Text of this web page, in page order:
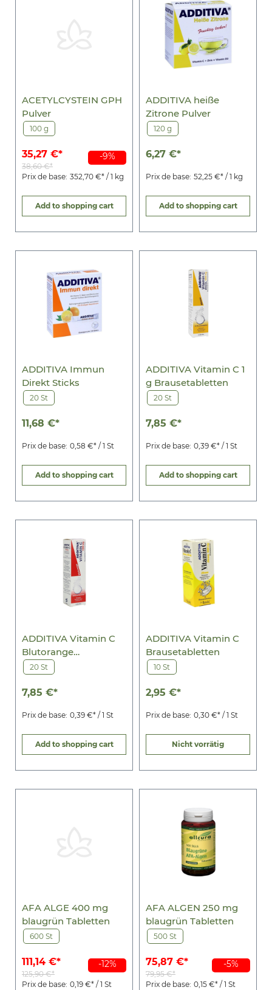
-9%
ACETYLCYSTEIN GPH
Pulver
100 g
35,27 €*
38,60 €*
Prix de base: 352,70 €* / 1 kg
Add to shopping cart
ADDITIVA heiße
Zitrone Pulver
120 g
6,27 €*
Prix de base: 52,25 €* / 1 kg
Add to shopping cart
ADDITIVA Immun
Direkt Sticks
20 St
11,68 €*
Prix de base: 0,58 €* / 1 St
Add to shopping cart
ADDITIVA Vitamin C 1
g Brausetabletten
20 St
7,85 €*
Prix de base: 0,39 €* / 1 St
Add to shopping cart
ADDITIVA Vitamin C
Blutorange
Brausetabletten
20 St
7,85 €*
Prix de base: 0,39 €* / 1 St
Add to shopping cart
ADDITIVA Vitamin C
Brausetabletten
10 St
2,95 €*
Prix de base: 0,30 €* / 1 St
Nicht vorrätig
-12%
AFA ALGE 400 mg
blaugrün Tabletten
600 St
111,14 €*
125,90 €*
Prix de base: 0,19 €* / 1 St
-5%
AFA ALGEN 250 mg
blaugrün Tabletten
500 St
75,87 €*
79,95 €*
Prix de base: 0,15 €* / 1 St